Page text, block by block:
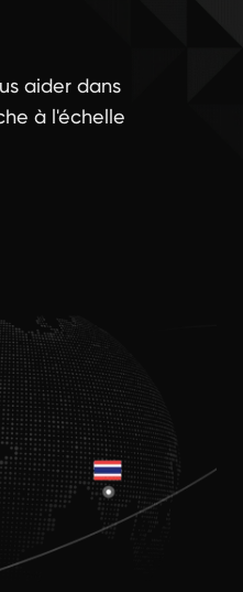
aider dans
à l'échelle